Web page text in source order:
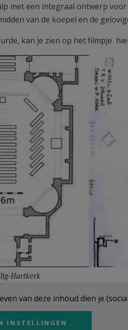
met een integraal ontwerp
van de koepel en de
kan je zien op het filmpje
Hartkerk
van deze inhoud dien je
INSTELLINGEN